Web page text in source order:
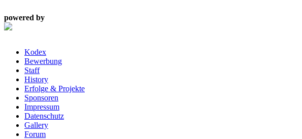
powered by
Kodex
Bewerbung
Staff
History
Erfolge & Projekte
Sponsoren
Impressum
Datenschutz
Gallery
Forum